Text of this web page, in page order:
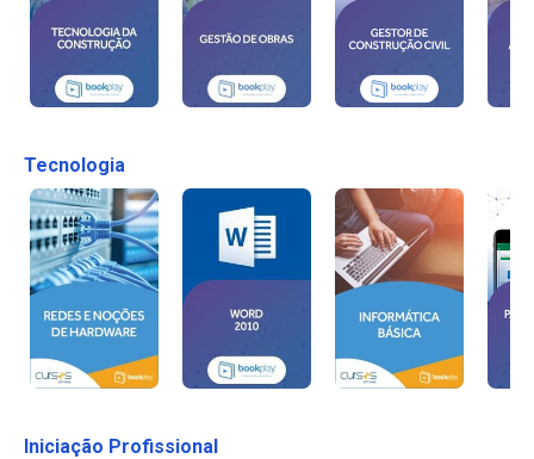
Tecnologia
Iniciação Profissional